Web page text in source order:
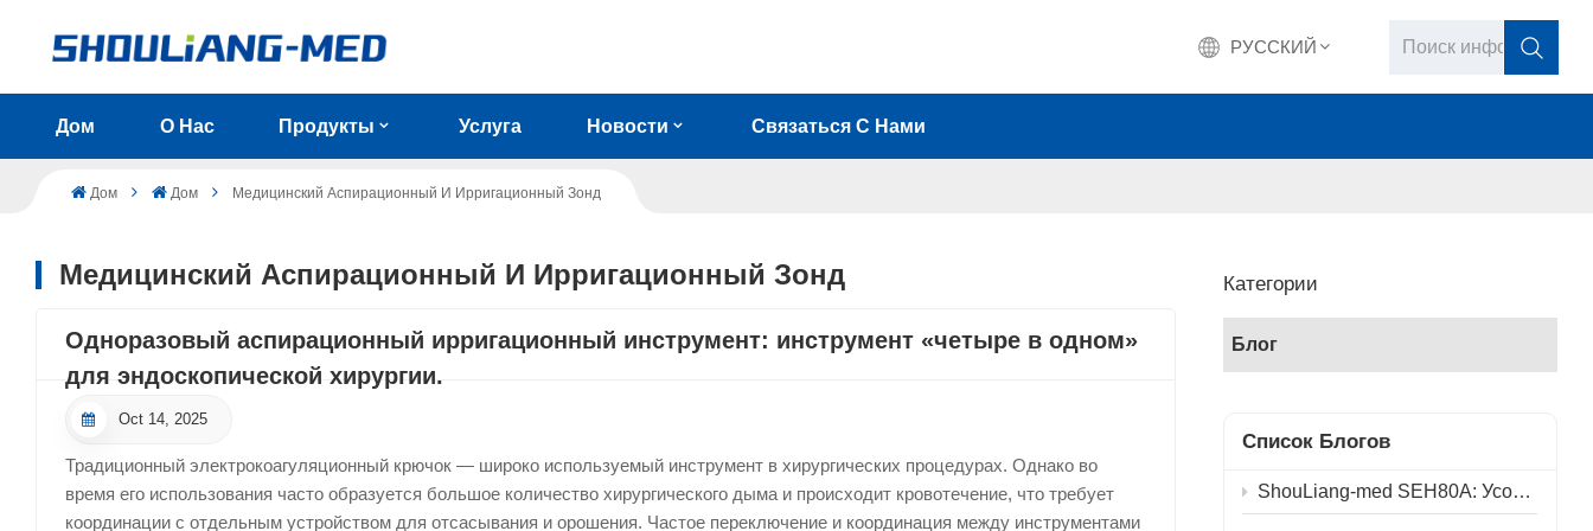
РУССКИЙ
English
русский
italiano
português
Дом О Нас Продукты Услуга Новости Связаться С Нами
Дом Дом Медицинский Аспирационный И Ирригационный Зонд
Категории
Блог
Список Блогов
ShouLiang-med SEH80A: Усовершенствование физических принципов, продвижение хирургии в будущее.
Медицинский Аспирационный И Ирригационный Зонд
Одноразовый аспирационный ирригационный инструмент: инструмент «четыре в одном»
для эндоскопической хирургии.
Oct 14, 2025
Традиционный электрокоагуляционный крючок — широко используемый инструмент в хирургических процедурах. Однако во
время его использования часто образуется большое количество хирургического дыма и происходит кровотечение, что требует
координации с отдельным устройством для отсасывания и орошения. Частое переключение и координация между инструментами